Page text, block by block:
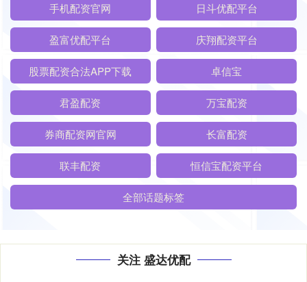
手机配资官网 日斗优配平台
盈富优配平台 庆翔配资平台
股票配资合法APP下载 卓信宝
君盈配资 万宝配资
券商配资网官网 长富配资
联丰配资 恒信宝配资平台
全部话题标签
关注 盛达优配